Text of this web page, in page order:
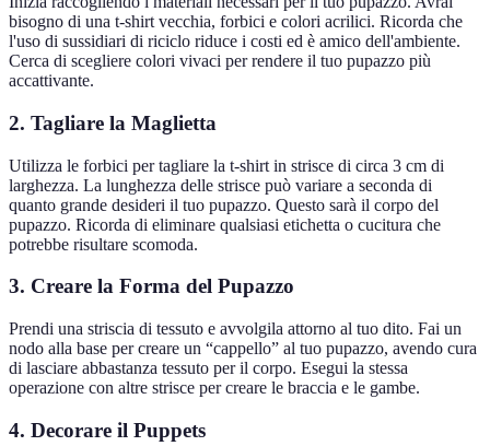
bisogno di una t-shirt vecchia, forbici e colori acrilici. Ricorda che
l'uso di sussidiari di riciclo riduce i costi ed è amico dell'ambiente.
Cerca di scegliere colori vivaci per rendere il tuo pupazzo più
accattivante.
2. Tagliare la Maglietta
Utilizza le forbici per tagliare la t-shirt in strisce di circa 3 cm di
larghezza. La lunghezza delle strisce può variare a seconda di
quanto grande desideri il tuo pupazzo. Questo sarà il corpo del
pupazzo. Ricorda di eliminare qualsiasi etichetta o cucitura che
potrebbe risultare scomoda.
3. Creare la Forma del Pupazzo
Prendi una striscia di tessuto e avvolgila attorno al tuo dito. Fai un
nodo alla base per creare un “cappello” al tuo pupazzo, avendo cura
di lasciare abbastanza tessuto per il corpo. Esegui la stessa
operazione con altre strisce per creare le braccia e le gambe.
4. Decorare il Puppets